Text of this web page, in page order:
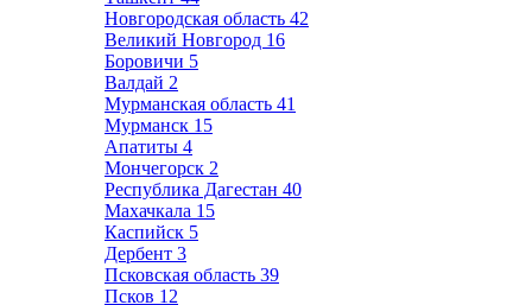
Новгородская область 42
Великий Новгород 16
Боровичи 5
Валдай 2
Мурманская область 41
Мурманск 15
Апатиты 4
Мончегорск 2
Республика Дагестан 40
Махачкала 15
Каспийск 5
Дербент 3
Псковская область 39
Псков 12